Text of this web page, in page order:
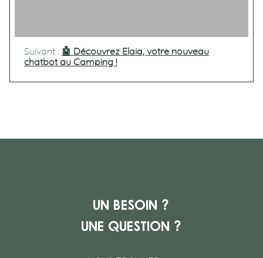
Suivant : 🤖 Découvrez Elaia, votre nouveau
chatbot au Camping !
Un besoin ?
Une question ?